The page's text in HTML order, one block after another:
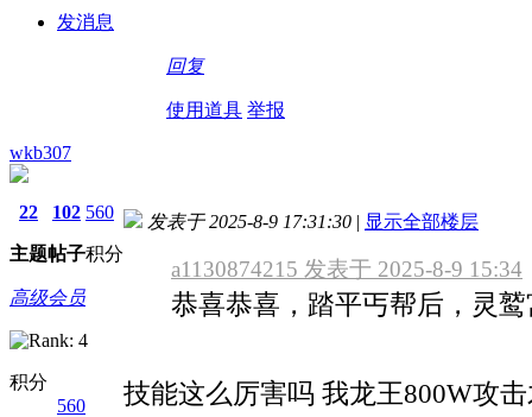
发消息
回复
使用道具 举报
wkb307
22
主题
102
帖子
560
积分
高级会员
积分
560
发表于 2025-8-9 17:31:30 | 显示全部楼层
a1130874215 发表于 2025-8-9 15:34
恭喜恭喜，踏平丐帮后，灵
技能这么厉害吗 我龙王800W攻